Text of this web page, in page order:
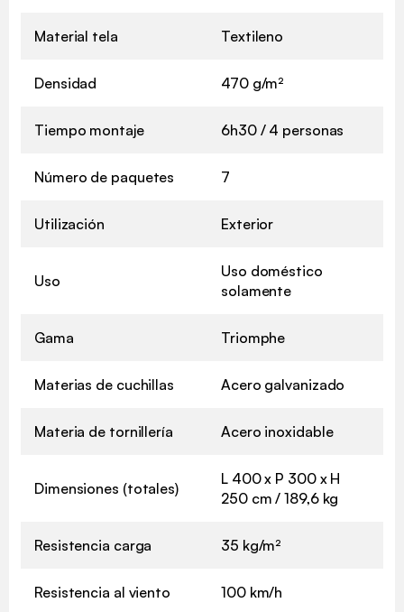
Material tela Textileno
Densidad 470 g/m²
Tiempo montaje 6h30 / 4 personas
Número de paquetes 7
Utilización Exterior
Uso
Uso doméstico
solamente
Gama Triomphe
Materias de cuchillas Acero galvanizado
Materia de tornillería Acero inoxidable
Dimensiones (totales)
L 400 x P 300 x H
250 cm / 189,6 kg
Resistencia carga 35 kg/m²
Resistencia al viento 100 km/h